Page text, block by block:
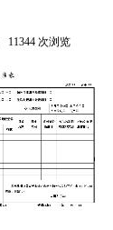
11344 次浏览